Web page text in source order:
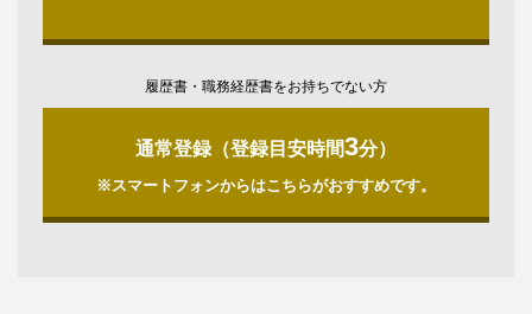
履歴書・職務経歴書をお持ちでない方
通常登録（登録目安時間3分）
※スマートフォンからはこちらがおすすめです。